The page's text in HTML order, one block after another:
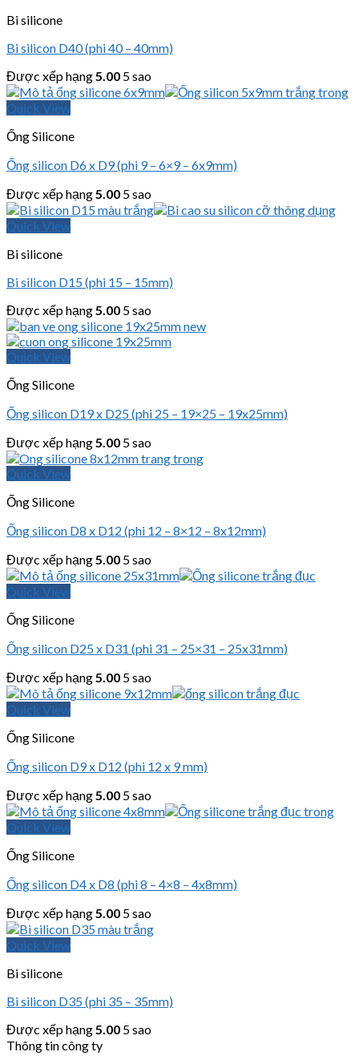
Bi silicone
Bi silicon D40 (phi 40 – 40mm)
Được xếp hạng 5.00 5 sao
Quick View
Ống Silicone
Ống silicon D6 x D9 (phi 9 – 6×9 – 6x9mm)
Được xếp hạng 5.00 5 sao
Quick View
Bi silicone
Bi silicon D15 (phi 15 – 15mm)
Được xếp hạng 5.00 5 sao
Quick View
Ống Silicone
Ống silicon D19 x D25 (phi 25 – 19×25 – 19x25mm)
Được xếp hạng 5.00 5 sao
Quick View
Ống Silicone
Ống silicon D8 x D12 (phi 12 – 8×12 – 8x12mm)
Được xếp hạng 5.00 5 sao
Quick View
Ống Silicone
Ống silicon D25 x D31 (phi 31 – 25×31 – 25x31mm)
Được xếp hạng 5.00 5 sao
Quick View
Ống Silicone
Ống silicon D9 x D12 (phi 12 x 9 mm)
Được xếp hạng 5.00 5 sao
Quick View
Ống Silicone
Ống silicon D4 x D8 (phi 8 – 4×8 – 4x8mm)
Được xếp hạng 5.00 5 sao
Quick View
Bi silicone
Bi silicon D35 (phi 35 – 35mm)
Được xếp hạng 5.00 5 sao
Thông tin công ty